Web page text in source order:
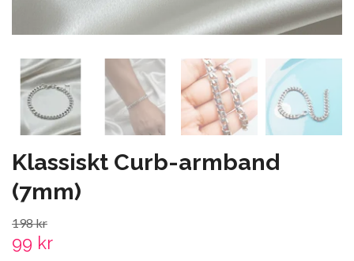
Klassiskt Curb-armband
(7mm)
198 kr
99 kr